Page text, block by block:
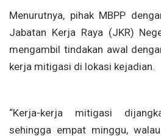
Menurutnya, pihak MBPP
Jabatan Kerja Raya (JKR)
mengambil tindakan awal
kerja mitigasi di lokasi kejadian.
“Kerja-kerja mitigasi
sehingga empat minggu,